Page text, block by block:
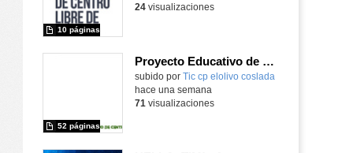
10 páginas
24visualizaciones
Proyecto Educativo de Centro actualizado 2026
subido por Tic cp elolivo coslada
52 páginas
hace una semana
71 visualizaciones